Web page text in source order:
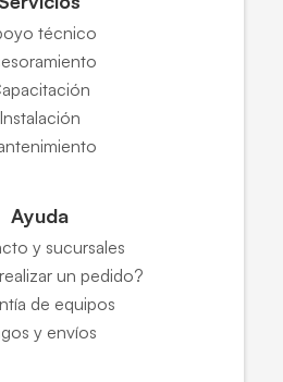
técnico
Instalación
Ayuda
y sucursales
un pedido?
de equipos
y envíos